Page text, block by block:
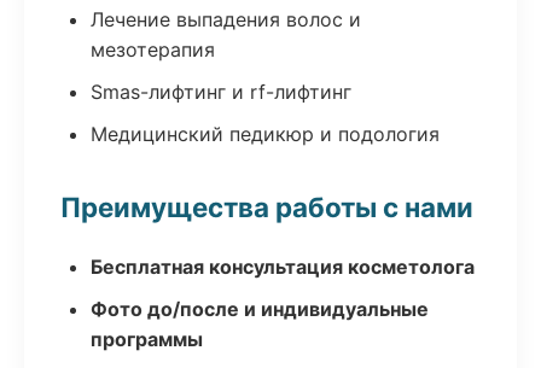
Лечение выпадения волос и
мезотерапия
Smas-лифтинг и rf-лифтинг
Медицинский педикюр и подология
Преимущества работы с нами
Бесплатная консультация косметолога
Фото до/после и индивидуальные
программы